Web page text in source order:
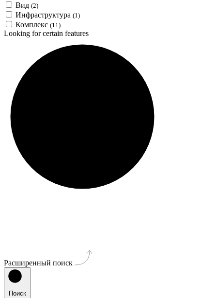
Вид (2)
Инфраструктура (1)
Комплекс (11)
Looking for certain features
Расширенный поиск
Поиск